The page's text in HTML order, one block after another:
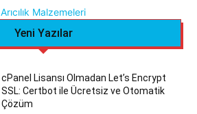
Arıcılık Malzemeleri
Yeni Yazılar
cPanel Lisansı Olmadan Let’s Encrypt
SSL: Certbot ile Ücretsiz ve Otomatik
Çözüm